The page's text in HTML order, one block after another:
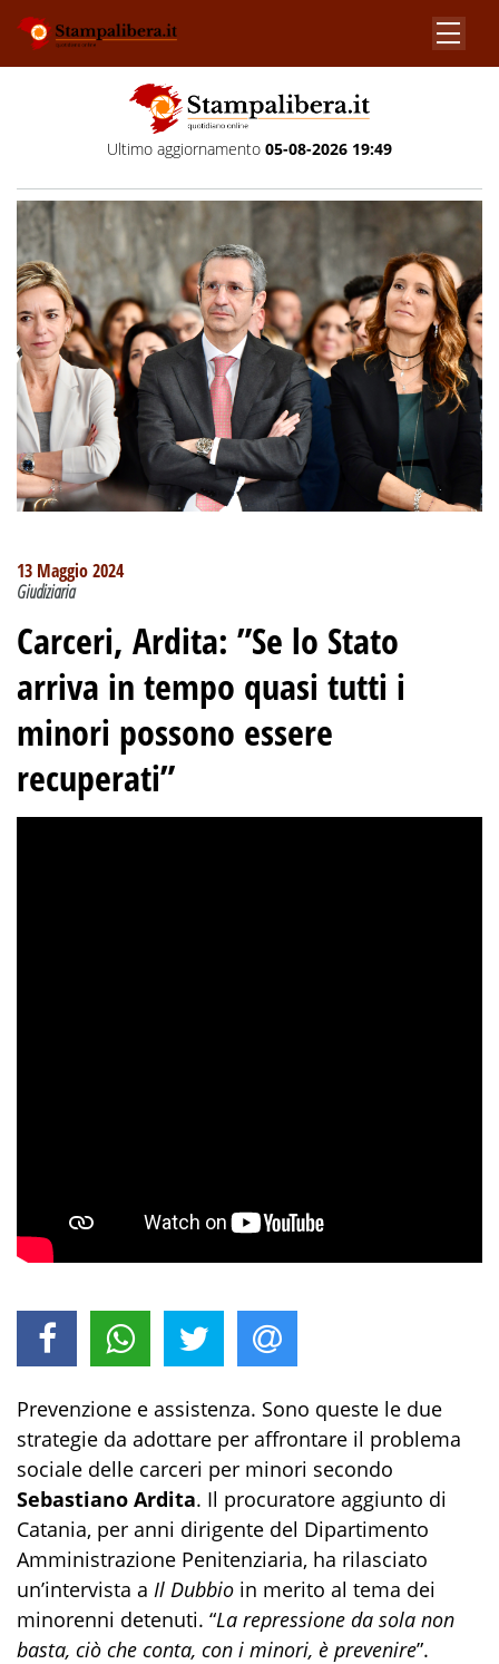
Ultimo aggiornamento 05-08-2026 19:49
13 Maggio 2024
Giudiziaria
Carceri, Ardita: ”Se lo Stato
arriva in tempo quasi tutti i
minori possono essere
recuperati”
Prevenzione e assistenza. Sono queste le due
strategie da adottare per affrontare il problema
sociale delle carceri per minori secondo
Sebastiano Ardita. Il procuratore aggiunto di
Catania, per anni dirigente del Dipartimento
Amministrazione Penitenziaria, ha rilasciato
un’intervista a Il Dubbio in merito al tema dei
minorenni detenuti. “La repressione da sola non
basta, ciò che conta, con i minori, è prevenire”.